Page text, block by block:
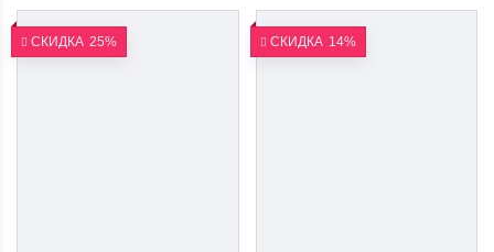
СКИДКА 25% СКИДКА 14%